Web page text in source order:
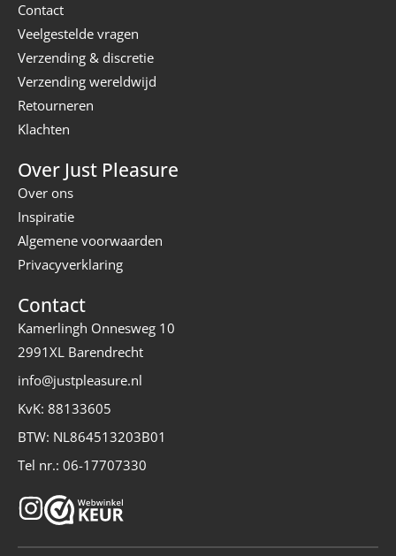
Contact
Veelgestelde vragen
Verzending & discretie
Verzending wereldwijd
Retourneren
Klachten
Over Just Pleasure
Over ons
Inspiratie
Algemene voorwaarden
Privacyverklaring
Contact
Kamerlingh Onnesweg 10
2991XL Barendrecht
info@justpleasure.nl
KvK: 88133605
BTW: NL864513203B01
Tel nr.: 06-17707330
I